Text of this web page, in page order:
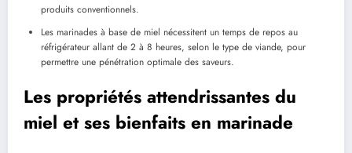
produits conventionnels.
Les marinades à base de miel nécessitent un temps de repos au
réfrigérateur allant de 2 à 8 heures, selon le type de viande, pour
permettre une pénétration optimale des saveurs.
Les propriétés attendrissantes du
miel et ses bienfaits en marinade